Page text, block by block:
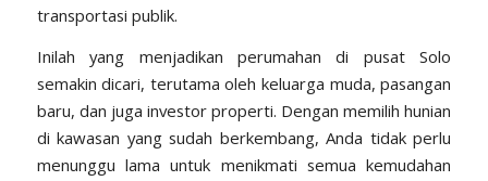
transportasi publik.
Inilah yang menjadikan perumahan di pusat Solo
semakin dicari, terutama oleh keluarga muda, pasangan
baru, dan juga investor properti. Dengan memilih hunian
di kawasan yang sudah berkembang, Anda tidak perlu
menunggu lama untuk menikmati semua kemudahan